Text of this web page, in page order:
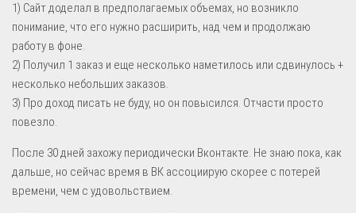
1) Сайт доделал в предполагаемых объемах, но возникло
понимание, что его нужно расширить, над чем и продолжаю
работу в фоне.
2) Получил 1 заказ и еще несколько наметилось или сдвинулось +
несколько небольших заказов.
3) Про доход писать не буду, но он повысился. Отчасти просто
повезло.
После 30 дней захожу периодически Вконтакте. Не знаю пока, как
дальше, но сейчас время в ВК ассоциирую скорее с потерей
времени, чем с удовольствием.